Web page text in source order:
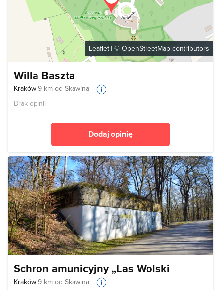
Leaflet | © OpenStreetMap contributors
Willa Baszta
Kraków 9 km od Skawina
Brak opinii
Dodaj opinię
Schron amunicyjny „Las Wolski
Kraków 9 km od Skawina